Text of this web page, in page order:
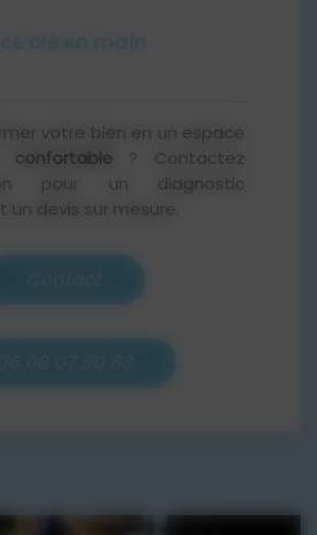
nous réalisons un
énergétique détaillé de
Cette étape nous
d'identifier précisément les
de déperditions
de comprendre les
fournir un conseil pour le
l'ensemble des
pour une solution sur
votre bien en un espace
confortable ? Contactez
pour un diagnostic
devis sur mesure.